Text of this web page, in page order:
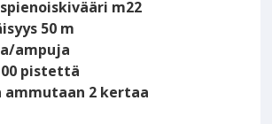
m22
50 m
ampuja
pistettä
ammutaan 2 kertaa